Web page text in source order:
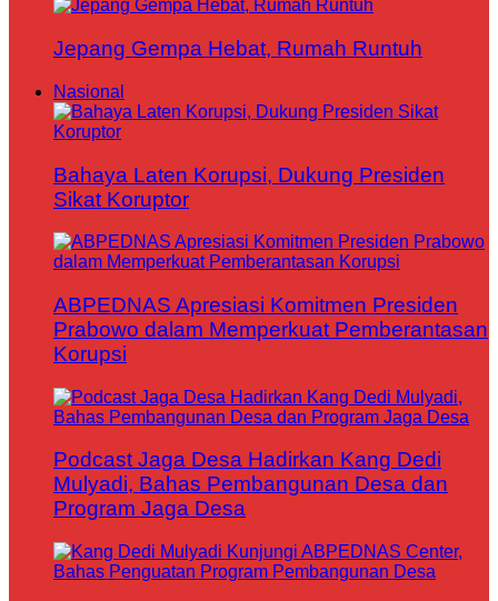
Jepang Gempa Hebat, Rumah Runtuh
Nasional
Bahaya Laten Korupsi, Dukung Presiden
Sikat Koruptor
ABPEDNAS Apresiasi Komitmen Presiden
Prabowo dalam Memperkuat Pemberantasan
Korupsi
Podcast Jaga Desa Hadirkan Kang Dedi
Mulyadi, Bahas Pembangunan Desa dan
Program Jaga Desa